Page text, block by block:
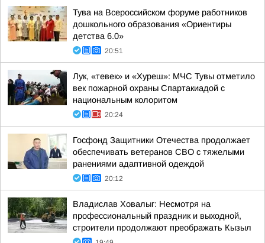
Тува на Всероссийском форуме работников
дошкольного образования «Ориентиры
детства 6.0»
20:51
Лук, «тевек» и «Хуреш»: МЧС Тувы отметило
век пожарной охраны Спартакиадой с
национальным колоритом
20:24
Госфонд Защитники Отечества продолжает
обеспечивать ветеранов СВО с тяжелыми
ранениями адаптивной одеждой
20:12
Владислав Ховалыг: Несмотря на
профессиональный праздник и выходной,
строители продолжают преображать Кызыл